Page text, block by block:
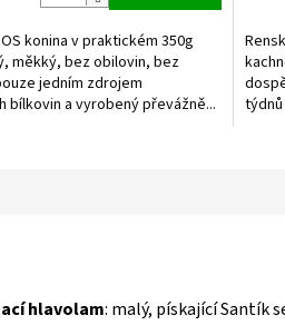
konina v praktickém 350g
měkký, bez obilovin, bez
jedním zdrojem
bílkovin a vyrobený převážně...
hlavolam: malý, pískající Santík